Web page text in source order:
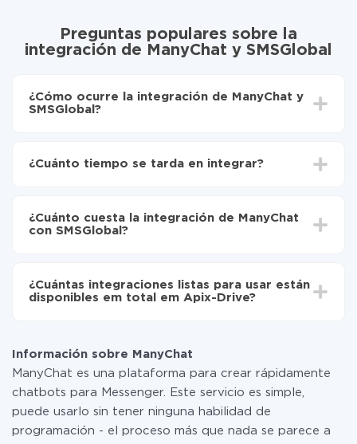
Preguntas populares sobre la
integración de ManyChat y SMSGlobal
¿Cómo ocurre la integración de ManyChat y
SMSGlobal?
Elija qué datos transferir de ManyChat a SMSGlobal
de ManyChat a SMSGlobal
¿Cuánto tiempo se tarda en integrar?
oscilar entre 5 y 30 minutos. En promedio, la
configuración tarda entre 10 y 15 minutos.
¿Cuánto cuesta la integración de ManyChat
con SMSGlobal?
tarifas. Usted solo paga por la cantidad de datos que
realmente se transfieren de uno de sus sistemas a otro
manera segura un plan de tarifa gratuita o cambiar a
uno de pago, si es necesario. Más detalles sobre
tarifas.
¿Cuántas integraciones listas para usar están
disponibles em total em Apix-Drive?
Información sobre ManyChat
ManyChat es una plataforma para crear rápidamente
chatbots para Messenger. Este servicio es simple,
puede usarlo sin tener ninguna habilidad de
programación - el proceso más que nada se parece a